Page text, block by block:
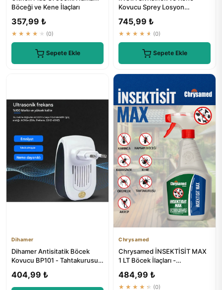
Böceği ve Kene İlaçları
357,99 ₺
★★★★★ (0)
Sepete Ekle
Kovucu Sprey Losyon
100 ml
745,99 ₺
★★★★★ (0)
Sepete Ekle
Dihamer
Dihamer Antisitatik Böcek
Kovucu BP101 - Tahtakurusu,
404,99 ₺
Chrysamed
Chrysamed İNSEKTİSİT MAX
1 LT Böcek İlaçları -
K...
484,99 ₺
★★★★★ (0)